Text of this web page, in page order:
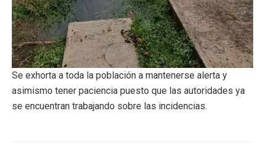
Se exhorta a toda la población a mantenerse alerta y
asimismo tener paciencia puesto que las autoridades ya
se encuentran trabajando sobre las incidencias.